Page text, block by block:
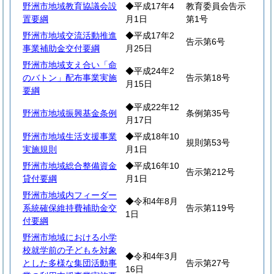
野洲市地域教育協議会設
置要綱
◆平成17年4
月1日
教育委員会告示
第1号
野洲市地域交流活動推進
事業補助金交付要綱
◆平成17年2
月25日
告示第6号
野洲市地域支え合い「命
のバトン」配布事業実施
要綱
◆平成24年2
月15日
告示第18号
野洲市地域振興基金条例
◆平成22年12
月17日
条例第35号
野洲市地域生活支援事業
実施規則
◆平成18年10
月1日
規則第53号
野洲市地域総合整備資金
貸付要綱
◆平成16年10
月1日
告示第212号
野洲市地域内フィーダー
系統確保維持費補助金交
付要綱
◆令和4年8月
1日
告示第119号
野洲市地域における小学
校就学前の子どもを対象
とした多様な集団活動事
◆令和4年3月
16日
告示第27号